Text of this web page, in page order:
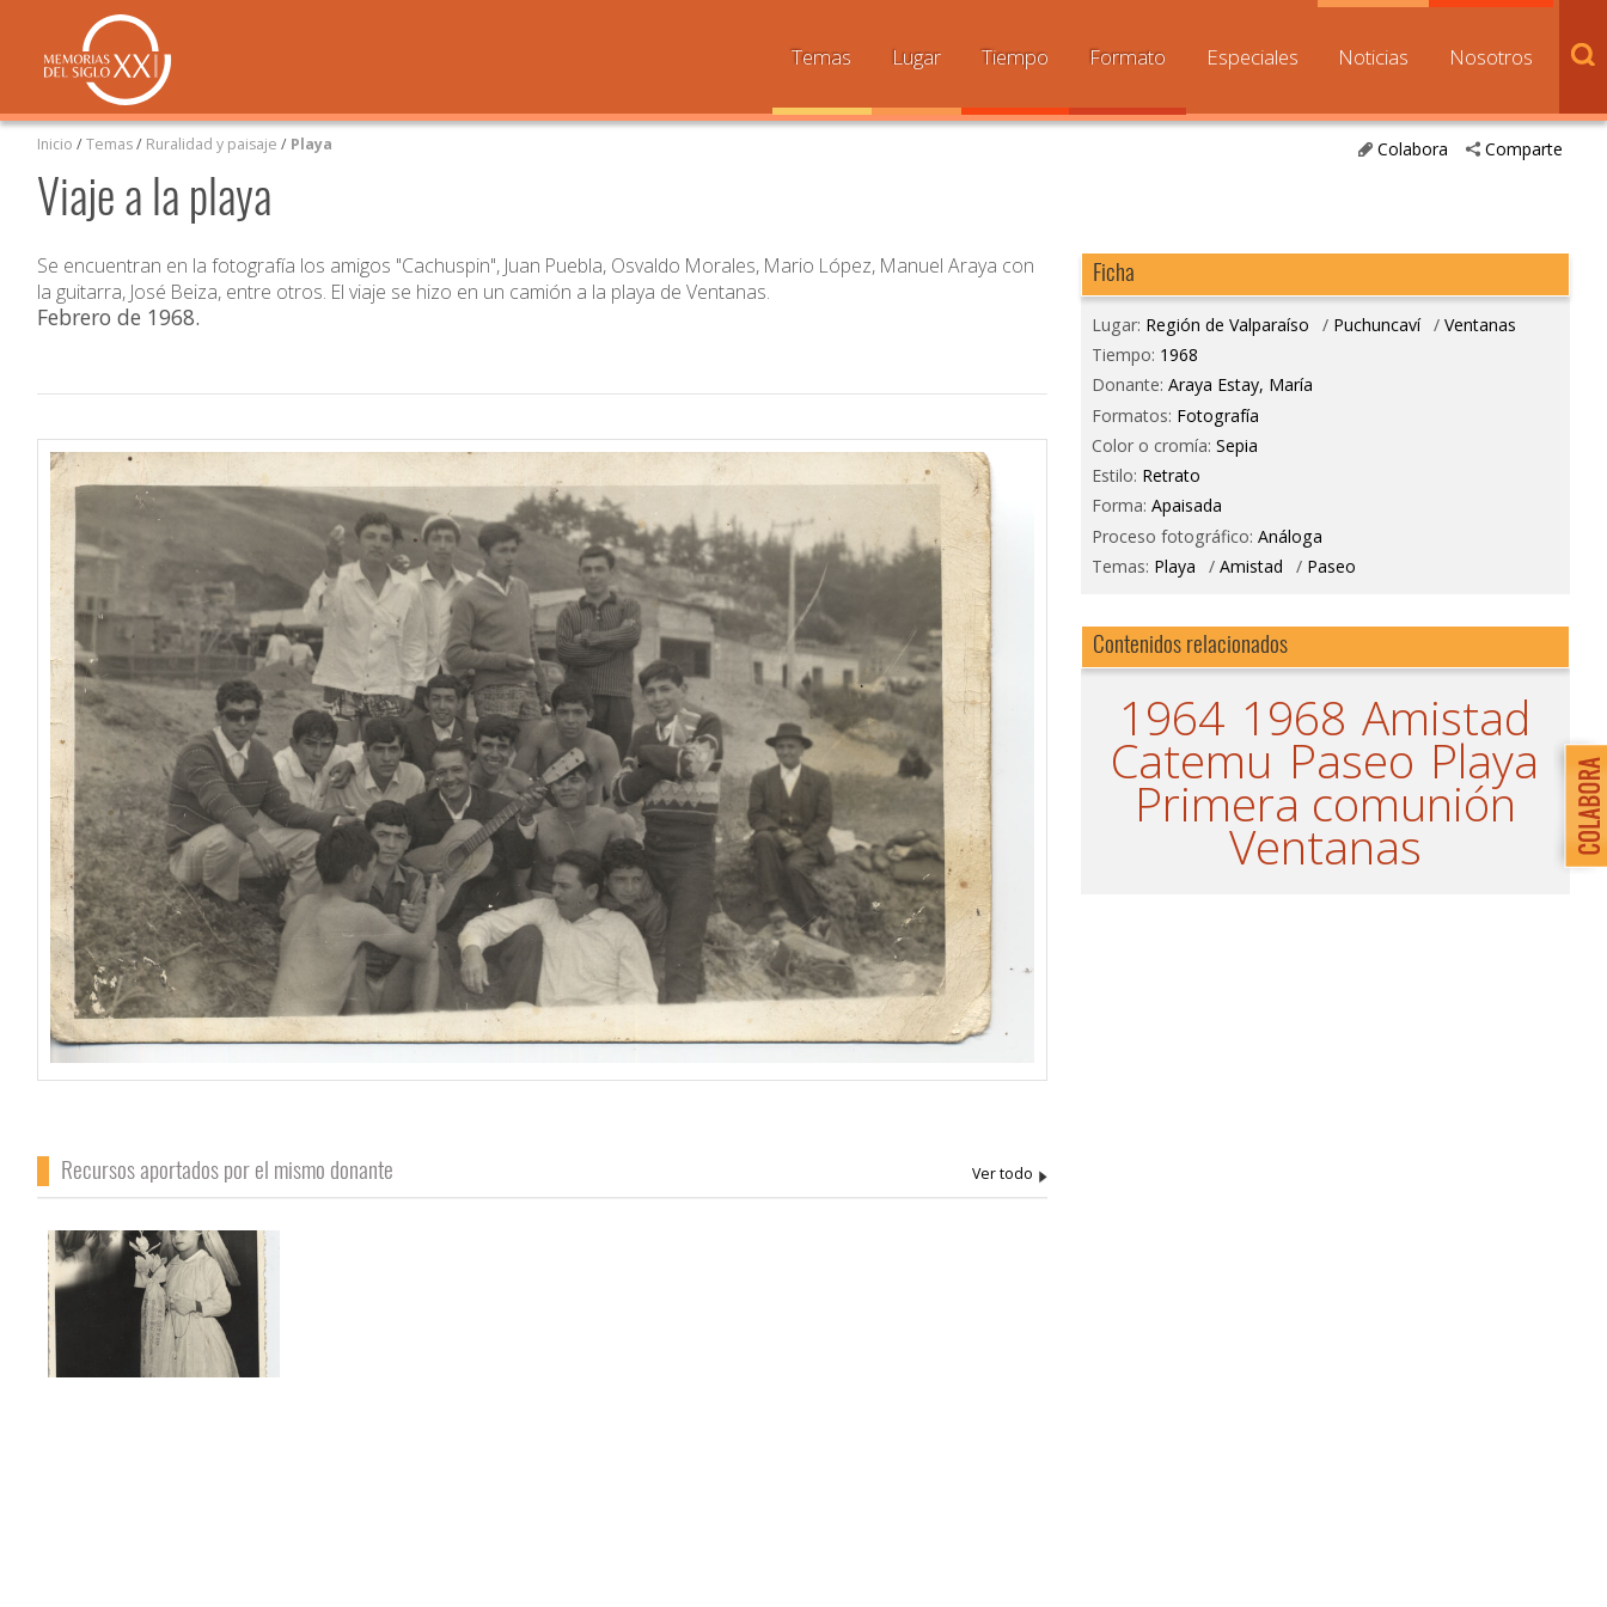
Temas Lugar Tiempo Formato Especiales Noticias Nosotros
Comparte
Colabora
Inicio /Temas/ Ruralidad y paisaje / Playa
Viaje a la playa
Se encuentran en la fotografía los amigos "Cachuspin", Juan Puebla, Osvaldo Morales, Mario López, Manuel Araya con
la guitarra, José Beiza, entre otros. El viaje se hizo en un camión a la playa de Ventanas.
Febrero de 1968.
Recursos aportados por el mismo donante
Ficha
Lugar: Región de Valparaíso / Puchuncaví / Ventanas
Tiempo: 1968
Donante: Araya Estay, María
Formatos: Fotografía
Color o cromía: Sepia
Estilo: Retrato
Forma: Apaisada
Proceso fotográfico: Análoga
Temas: Playa / Amistad / Paseo
Contenidos relacionados
1964 1968 Amistad
Catemu Paseo Playa
Primera comunión
Ventanas